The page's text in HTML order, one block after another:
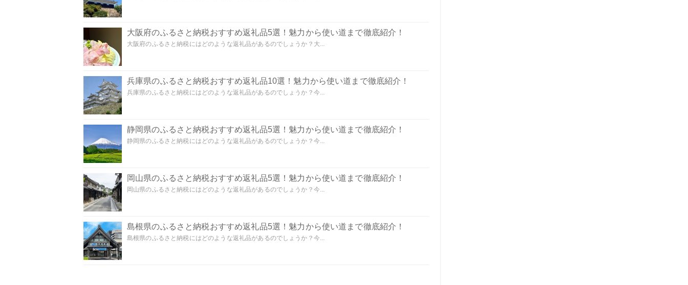
大阪府のふるさと納税おすすめ返礼品5選！魅力から使い道まで徹底紹介！
大阪府のふるさと納税にはどのような返礼品があるのでしょうか？大...
兵庫県のふるさと納税おすすめ返礼品10選！魅力から使い道まで徹底紹介！
兵庫県のふるさと納税にはどのような返礼品があるのでしょうか？今...
静岡県のふるさと納税おすすめ返礼品5選！魅力から使い道まで徹底紹介！
静岡県のふるさと納税にはどのような返礼品があるのでしょうか？今...
岡山県のふるさと納税おすすめ返礼品5選！魅力から使い道まで徹底紹介！
岡山県のふるさと納税にはどのような返礼品があるのでしょうか？今...
島根県のふるさと納税おすすめ返礼品5選！魅力から使い道まで徹底紹介！
島根県のふるさと納税にはどのような返礼品があるのでしょうか？今...